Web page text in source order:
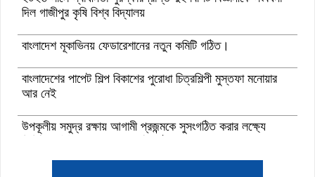
দিল গাজীপুর কৃষি বিশ্ব বিদ্যালয়
বাংলাদেশ মূকাভিনয় ফেডারেশানের নতুন কমিটি গঠিত।
বাংলাদেশের পাপেট শিল্প বিকাশের পুরোধা চিত্রশিল্পী মুস্তফা মনোয়ার
আর নেই
উপকূলীয় সমুদ্র রক্ষায় আগামী প্রজন্মকে সুসংগঠিত করার লক্ষ্যে